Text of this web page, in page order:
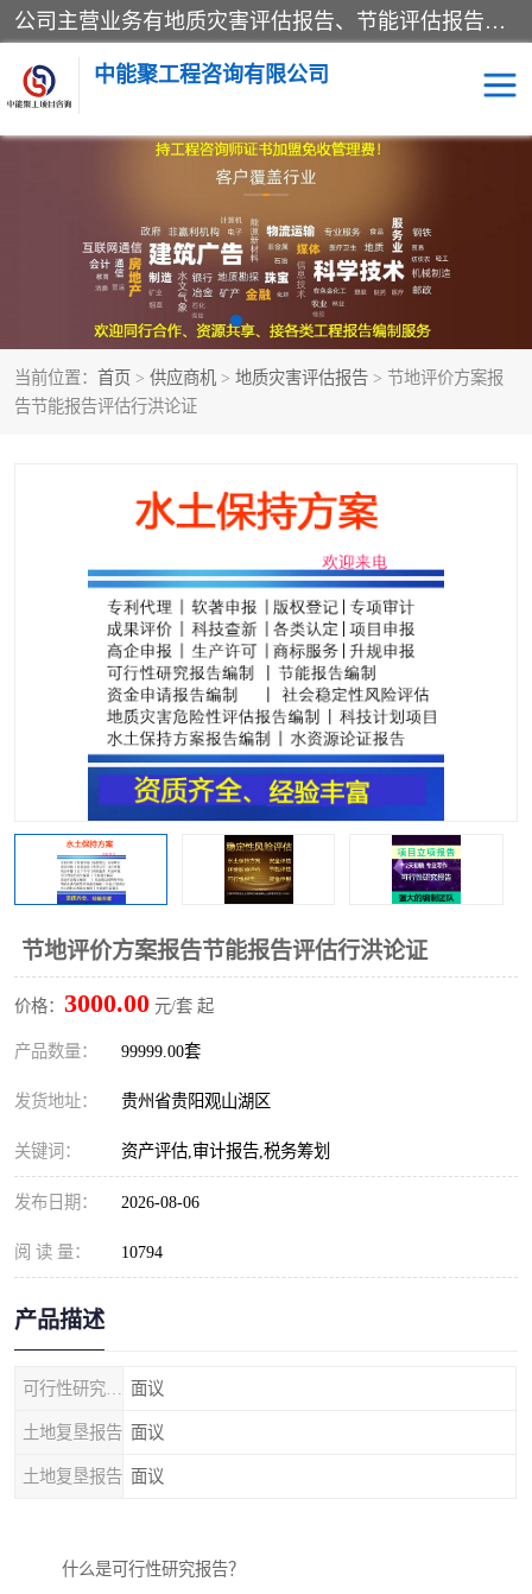
公司主营业务有地质灾害评估报告、节能评估报告、水土保持验收、水资源论证、土地复垦报告、项目可行性研究报告等。是经国家工商总局批准，在法律、法规、决定规定禁止的不得经营；法律、法规、决定规定应当许可（审批）的，经审批机关批准后凭许可（审批）文件经营;法律、法规，市场主体自主选择经营。
中能聚工程咨询有限公司
当前位置： 首页 > 供应商机 > 地质灾害评估报告 > 节地评价方案报
告节能报告评估行洪论证
节地评价方案报告节能报告评估行洪论证
价格： 3000.00 元/套 起
产品数量： 99999.00套
发货地址： 贵州省贵阳观山湖区
关键词： 资产评估,审计报告,税务筹划
发布日期： 2026-08-06
阅 读 量： 10794
产品描述
面议
土地复垦报告 面议
土地复垦报告 面议
什么是可行性研究报告？
水资源论证报告 土地复垦报告
地质灾害评估报告 工程项目验收报告
节能评估报告